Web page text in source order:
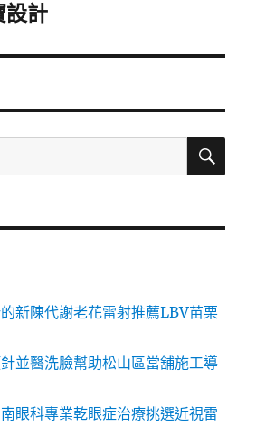
設計
搜
新陳代謝老花雷射推薦LBV苗栗
並醫洗臉幫助松山區當舖施工導
眼科專業乾眼症治療挑選近視雷